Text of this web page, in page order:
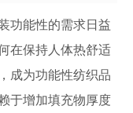
功能性的需求日益
在保持人体热舒适
成为功能性纺织品
于增加填充物厚度